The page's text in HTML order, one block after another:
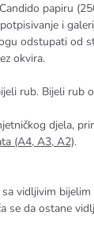
papiru
i
odstupati od
okvira.
rub. Bijeli rub
djela,
(A4, A3, A2).
vidljivim
se da ostane